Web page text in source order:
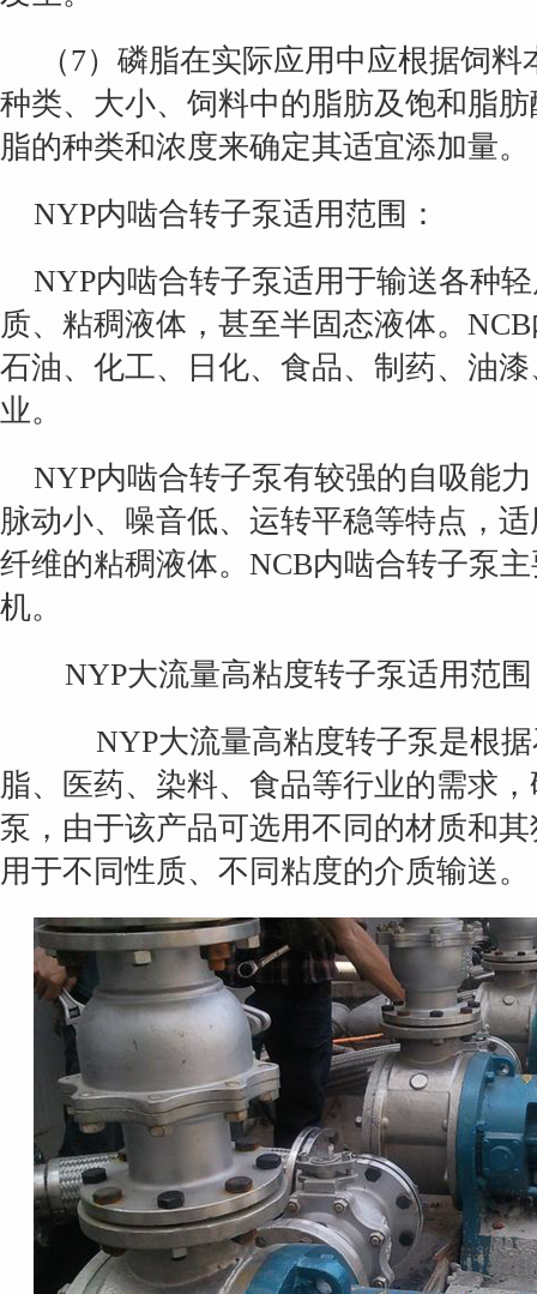
（7）磷脂在实际应用中应根据饲
种类、大小、饲料中的脂肪及饱和脂
脂的种类和浓度来确定其适宜添加量。
NYP内啮合转子泵适用范围：
NYP内啮合转子泵适用于输送各种
质、粘稠液体，甚至半固态液体。
石油、化工、日化、食品、制药、油
业。
NYP内啮合转子泵有较强的自吸能
脉动小、噪音低、运转平稳等特点，
纤维的粘稠液体。NCB内啮合转子泵
机。
NYP大流量高粘度转子泵适用范
NYP大流量高粘度转子泵是根据
脂、医药、染料、食品等行业的需求
泵，由于该产品可选用不同的材质和
用于不同性质、不同粘度的介质输送。